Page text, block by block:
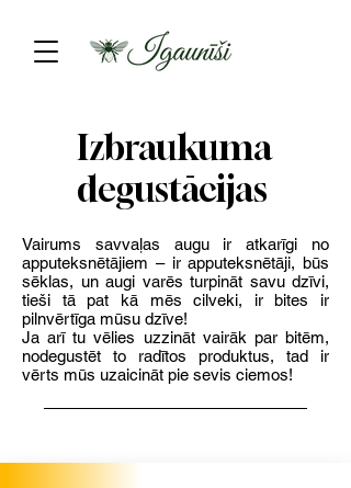
Izbraukuma
degustācijas
Vairums savvaļas augu ir atkarīgi no
apputeksnētājiem – ir apputeksnētāji, būs
sēklas, un augi varēs turpināt savu dzīvi,
tieši tā pat kā mēs cilveki, ir bites ir
pilnvērtīga mūsu dzīve!
Ja arī tu vēlies uzzināt vairāk par bitēm,
nodegustēt to radītos produktus, tad ir
vērts mūs uzaicināt pie sevis ciemos!